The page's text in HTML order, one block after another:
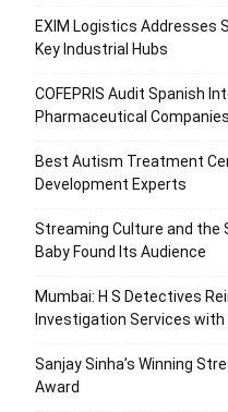
EXIM Logistics Addresses
Key Industrial Hubs
COFEPRIS Audit Spanish
Pharmaceutical Companies
Best Autism Treatment
Development Experts
Streaming Culture and the
Baby Found Its Audience
Mumbai: H S Detectives
Investigation Services with
Sanjay Sinha’s Winning
Award